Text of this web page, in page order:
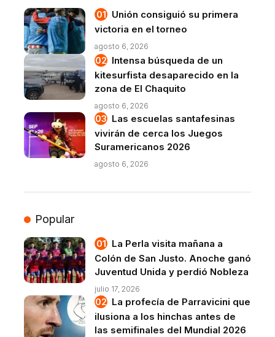
Unión consiguió su primera
victoria en el torneo
agosto 6, 2026
Intensa búsqueda de un
kitesurfista desaparecido en la
zona de El Chaquito
agosto 6, 2026
Las escuelas santafesinas
vivirán de cerca los Juegos
Suramericanos 2026
agosto 6, 2026
Popular
La Perla visita mañana a
Colón de San Justo. Anoche ganó
Juventud Unida y perdió Nobleza
julio 17, 2026
La profecía de Parravicini que
ilusiona a los hinchas antes de
las semifinales del Mundial 2026